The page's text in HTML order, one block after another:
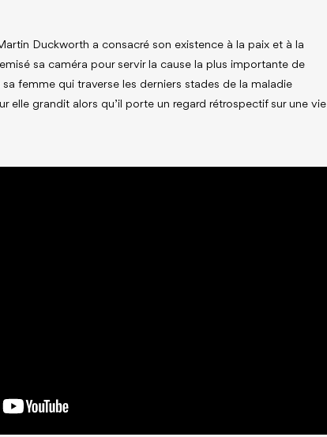
Duckworth a consacré son existence à la paix et à la
sa caméra pour servir la cause la plus importante de
femme qui traverse les derniers stades de la maladie
elle grandit alors qu’il porte un regard rétrospectif sur une vie